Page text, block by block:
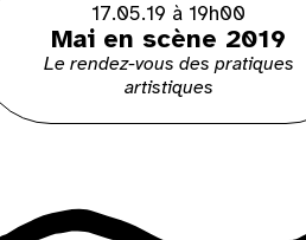
17.05.19 à 19h00
Mai en scène 2019
Le rendez-vous des pratiques
artistiques